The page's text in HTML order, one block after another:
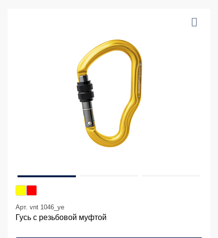
Арт. vnt 1046_ye
Гусь с резьбовой муфтой